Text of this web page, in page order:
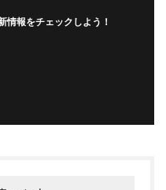
情報をチェックしよう！